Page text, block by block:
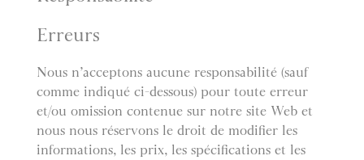
Erreurs
Nous n’acceptons aucune responsabilité (sauf
comme indiqué ci-dessous) pour toute erreur
et/ou omission contenue sur notre site Web et
nous nous réservons le droit de modifier les
informations, les prix, les spécifications et les